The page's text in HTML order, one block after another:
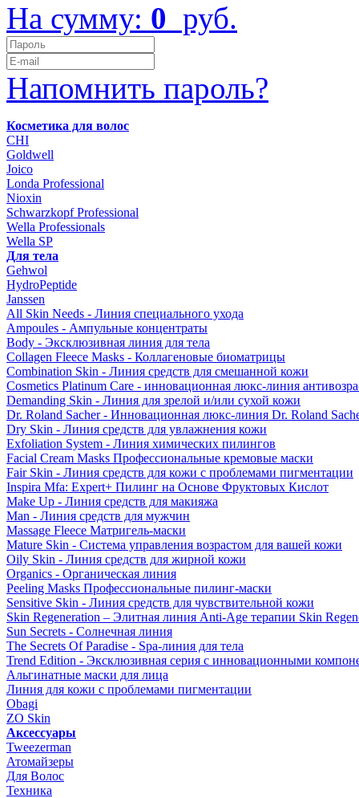
На сумму: 0 руб.
Напомнить пароль?
Косметика для волос
CHI
Goldwell
Joico
Londa Professional
Nioxin
Schwarzkopf Professional
Wella Professionals
Wella SP
Для тела
Gehwol
HydroPeptide
Janssen
All Skin Needs - Линия специального ухода
Ampoules - Ампульные концентраты
Body - Эксклюзивная линия для тела
Collagen Fleece Masks - Коллагеновые биоматрицы
Combination Skin - Линия средств для смешанной кожи
Cosmetics Platinum Care - инновационная люкс-линия
Demanding Skin - Линия для зрелой и/или сухой кожи
Dr. Roland Sacher - Инновационная люкс-линия Dr. Roland
Dry Skin - Линия средств для увлажнения кожи
Exfoliation System - Линия химических пилингов
Facial Cream Masks Профессиональные кремовые маски
Fair Skin - Линия средств для кожи с проблемами пигментации
Inspira Mfa: Expert+ Пилинг на Основе Фруктовых Кислот
Make Up - Линия средств для макияжа
Man - Линия средств для мужчин
Massage Fleece Матригель-маски
Mature Skin - Система управления возрастом для вашей кожи
Oily Skin - Линия средств для жирной кожи
Organics - Органическая линия
Peeling Masks Профессиональные пилинг-маски
Sensitive Skin - Линия средств для чувствительной кожи
Skin Regeneration – Элитная линия Anti-Age терапии Skin
Sun Secrets - Солнечная линия
The Secrets Of Paradise - Spa-линия для тела
Trend Edition - Эксклюзивная серия с инновационными
Альгинатные маски для лица
Линия для кожи с проблемами пигментации
Obagi
ZO Skin
Aксессуары
Tweezerman
Атомайзеры
Для Волос
Техника